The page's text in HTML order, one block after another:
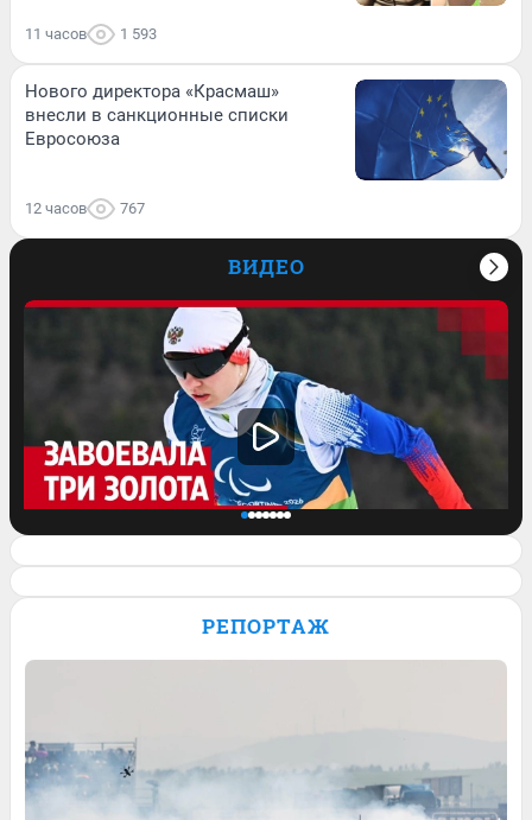
11 часов 1 593
Нового директора «Красмаш»
внесли в санкционные списки
Евросоюза
12 часов 767
ВИДЕО
Паралимпиаде: история сильной духом
РЕПОРТАЖ